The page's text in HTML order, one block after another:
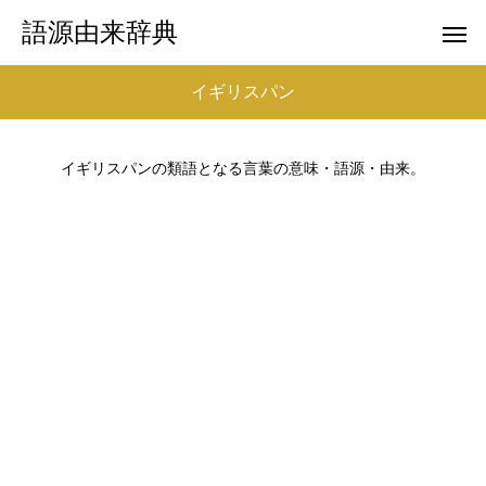
語源由来辞典
イギリスパン
イギリスパンの類語となる言葉の意味・語源・由来。